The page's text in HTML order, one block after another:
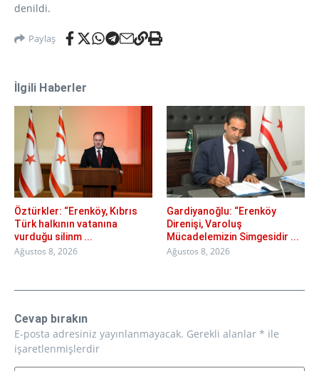
denildi.
Paylaş
İlgili Haberler
Öztürkler: “Erenköy, Kıbrıs
Türk halkının vatanına
vurduğu silinm ...
Ağustos 8, 2026
Gardiyanoğlu: “Erenköy
Direnişi, Varoluş
Mücadelemizin Simgesidir ...
Ağustos 8, 2026
Cevap bırakın
E-posta adresiniz yayınlanmayacak. Gerekli alanlar * ile
işaretlenmişlerdir